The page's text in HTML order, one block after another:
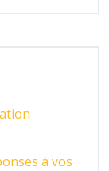
à vos